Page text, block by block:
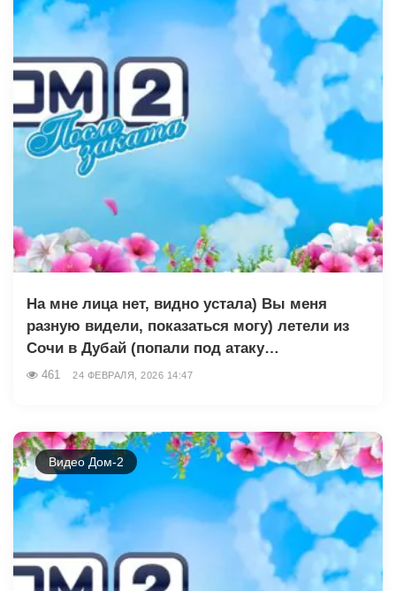
На мне лица нет, видно устала) Вы меня
разную видели, показаться могу) летели из
Сочи в Дубай (попали под атаку…
461 24 ФЕВРАЛЯ, 2026 14:47
Видео Дом-2